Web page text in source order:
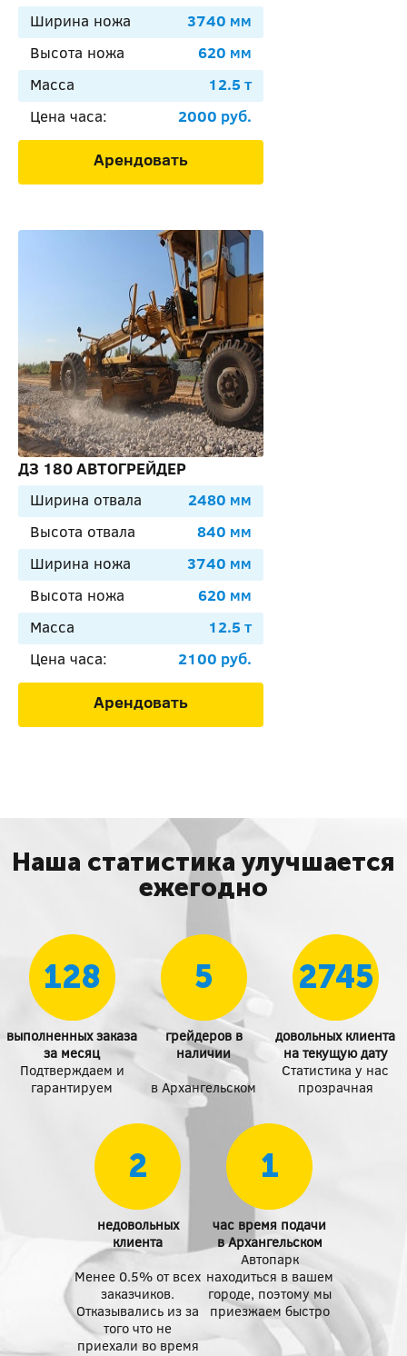
Ширина ножа
3740 мм
Высота ножа
620 мм
Масса
12.5 т
Цена часа:
2000 руб.
Арендовать
ДЗ 180 АВТОГРЕЙДЕР
Ширина отвала
2480 мм
Высота отвала
840 мм
Ширина ножа
3740 мм
Высота ножа
620 мм
Масса
12.5 т
Цена часа:
2100 руб.
Арендовать
Наша статистика улучшается
ежегодно
128
выполненных заказа
за месяц
Подтверждаем и
гарантируем
5
грейдеров в
наличии
в Архангельском
2745
довольных клиента
на текущую дату
Статистика у нас
прозрачная
2
недовольных
клиента
Менее 0.5% от всех
заказчиков.
Отказывались из за
того что не
приехали во время
1
час время подачи
в Архангельском
Автопарк
находиться в вашем
городе, поэтому мы
приезжаем быстро